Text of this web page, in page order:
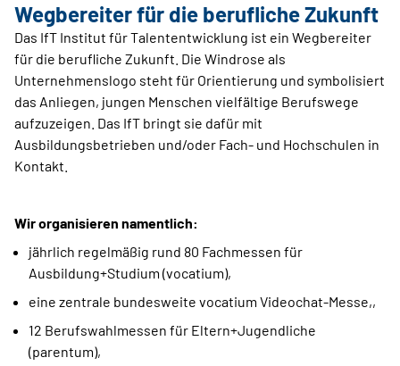
Wegbereiter für die berufliche Zukunft
Das IfT Institut für Talententwicklung ist ein Wegbereiter
für die berufliche Zukunft. Die Windrose als
Unternehmenslogo steht für Orientierung und symbolisiert
das Anliegen, jungen Menschen vielfältige Berufswege
aufzuzeigen. Das IfT bringt sie dafür mit
Ausbildungsbetrieben und/oder Fach- und Hochschulen in
Kontakt.
Wir organisieren namentlich:
jährlich regelmäßig rund 80 Fachmessen für
Ausbildung+Studium (vocatium),
eine zentrale bundesweite vocatium Videochat-Messe,,
12 Berufswahlmessen für Eltern+Jugendliche
(parentum),